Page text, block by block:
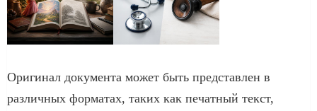
Оригинал документа может быть представлен в
различных форматах, таких как печатный текст,